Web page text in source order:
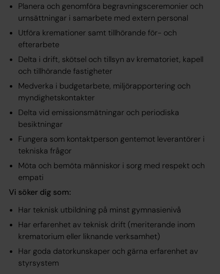
Planera och genomföra begravningsceremonier och
urnsättningar i samarbete med extern personal
Utföra kremationer samt tillhörande för- och
efterarbete
Delta i drift, skötsel och tillsyn av krematoriet, kapell
och tillhörande fastigheter
Medverka i budgetarbete, miljörapportering och
myndighetskontakter
Delta vid emissionsmätningar och periodiska
besiktningar
Fungera som kontaktperson gentemot leverantörer i
tekniska frågor
Möta och bemöta människor i sorg med respekt och
empati
Vi söker dig som:
Har teknisk utbildning på minst gymnasienivå
Har erfarenhet av teknisk drift (meriterande inom
krematorium eller liknande verksamhet)
Har goda datorkunskaper och gärna erfarenhet av
styrsystem